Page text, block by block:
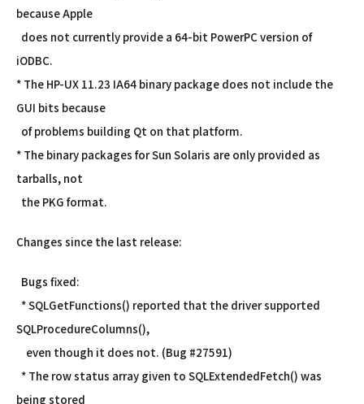
because Apple
does not currently provide a 64-bit PowerPC version of
iODBC.
* The HP-UX 11.23 IA64 binary package does not include the
GUI bits because
of problems building Qt on that platform.
* The binary packages for Sun Solaris are only provided as
tarballs, not
the PKG format.
Changes since the last release:
Bugs fixed:
* SQLGetFunctions() reported that the driver supported
SQLProcedureColumns(),
even though it does not. (Bug #27591)
* The row status array given to SQLExtendedFetch() was
being stored